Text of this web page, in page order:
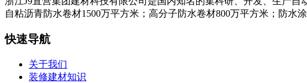
自粘沥青防水卷材1500万平方米；高分子防水卷材800万平方米；防水
快速导航
关于我们
装修建材知识